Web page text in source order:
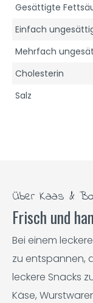
Gesättigte
Einfach
Mehrfach
Cholesterin
Salz
Über Kaas &
Frisch und
Bei einem
zu entspannen,
leckere Snacks
Käse,